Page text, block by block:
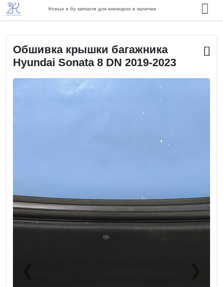
Новые и бу запчасти для иномарок в наличии
Обшивка крышки багажника
Hyundai Sonata 8 DN 2019-2023